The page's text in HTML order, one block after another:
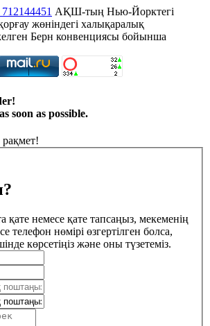
АҚШ-тың Нью-Йорктегі
жөніндегі халықаралық
Берн конвенциясы бойынша
soon as possible.
қате немесе қате тапсаңыз, мекеменің
телефон нөмірі өзгертілген болса,
көрсетіңіз және оны түзетеміз.